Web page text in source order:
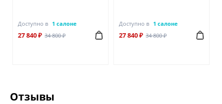
Доступно в 1 салоне
27 840 ₽ 34 800 ₽
Доступно в 1 салоне
27 840 ₽ 34 800 ₽
Отзывы